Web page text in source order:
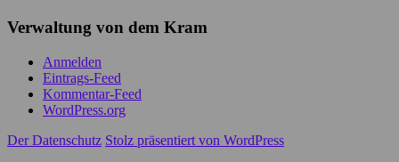
Verwaltung von dem Kram
Anmelden
Eintrags-Feed
Kommentar-Feed
WordPress.org
Der Datenschutz Stolz präsentiert von WordPress